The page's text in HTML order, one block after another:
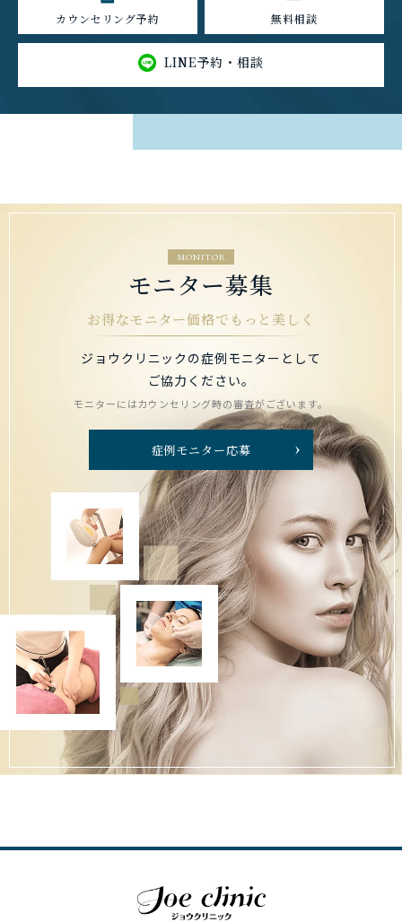
カウンセリング予約 無料相談
LINE予約・相談
MONITOR
モニター募集
お得なモニター価格でもっと美しく
ジョウクリニックの症例モニターとして
ご協力ください。
モニターにはカウンセリング時の審査がございます。
症例モニター応募